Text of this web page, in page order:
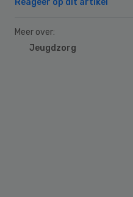
Meer over:
Jeugdzorg